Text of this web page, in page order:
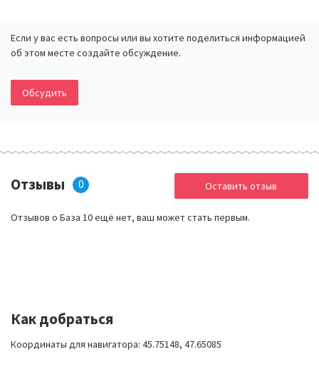
Если у вас есть вопросы или вы хотите поделиться информацией
об этом месте создайте обсуждение.
Обсудить
Отзывы 0
Отзывов о База 10 ещё нет, ваш может стать первым.
Оставить отзыв
Как добраться
Координаты для навигатора: 45.75148, 47.65085